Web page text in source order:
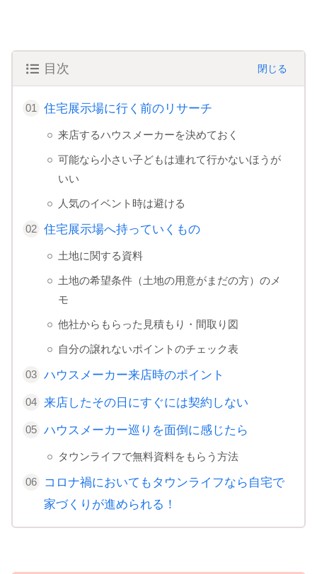
目次
住宅展示場に行く前のリサーチ
来店するハウスメーカーを決めておく
可能なら小さい子どもは連れて行かないほうが
いい
人気のイベント時は避ける
住宅展示場へ持っていくもの
土地に関する資料
土地の希望条件（土地の用意がまだの方）のメ
モ
他社からもらった見積もり・間取り図
自分の譲れないポイントのチェック表
ハウスメーカー来店時のポイント
来店したその日にすぐには契約しない
ハウスメーカー巡りを面倒に感じたら
タウンライフで無料資料をもらう方法
コロナ禍においてもタウンライフなら自宅で
家づくりが進められる！